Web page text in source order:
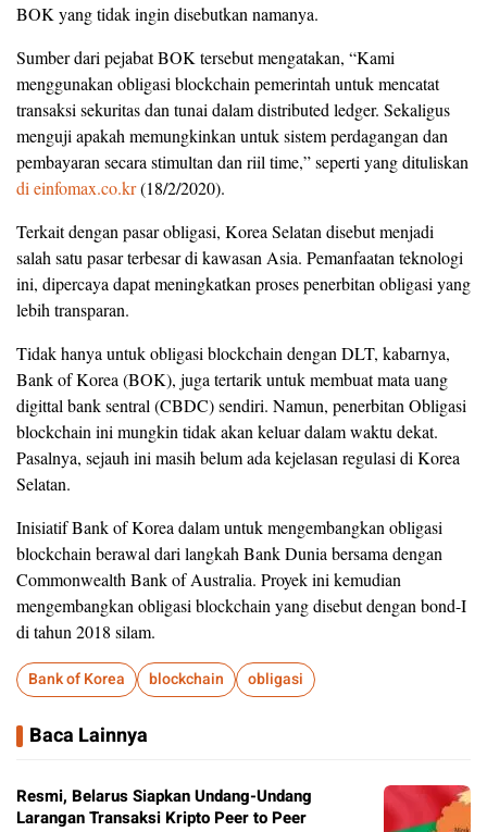
BOK yang tidak ingin disebutkan namanya.
Sumber dari pejabat BOK tersebut mengatakan, “Kami
menggunakan obligasi blockchain pemerintah untuk mencatat
transaksi sekuritas dan tunai dalam distributed ledger. Sekaligus
menguji apakah memungkinkan untuk sistem perdagangan dan
pembayaran secara stimultan dan riil time,” seperti yang dituliskan
di einfomax.co.kr(18/2/2020).
Terkait dengan pasar obligasi, Korea Selatan disebut menjadi
salah satu pasar terbesar di kawasan Asia. Pemanfaatan teknologi
ini, dipercaya dapat meningkatkan proses penerbitan obligasi yang
lebih transparan.
Tidak hanya untuk obligasi blockchain dengan DLT, kabarnya,
Bank of Korea (BOK), juga tertarik untuk membuat mata uang
digittal bank sentral (CBDC) sendiri. Namun, penerbitan Obligasi
blockchain ini mungkin tidak akan keluar dalam waktu dekat.
Pasalnya, sejauh ini masih belum ada kejelasan regulasi di Korea
Selatan.
Inisiatif Bank of Korea dalam untuk mengembangkan obligasi
blockchain berawal dari langkah Bank Dunia bersama dengan
Commonwealth Bank of Australia. Proyek ini kemudian
mengembangkan obligasi blockchain yang disebut dengan bond-I
di tahun 2018 silam.
Bank of Korea blockchain obligasi
Baca Lainnya
Resmi, Belarus Siapkan Undang-Undang
Larangan Transaksi Kripto Peer to Peer